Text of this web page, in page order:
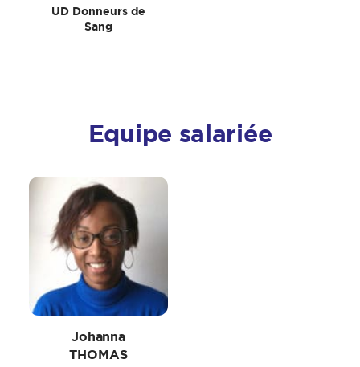
UD Donneurs de
Sang
Equipe salariée
Johanna
THOMAS